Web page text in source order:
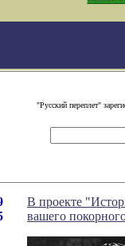
"Русский переплет"
В проекте
вашего